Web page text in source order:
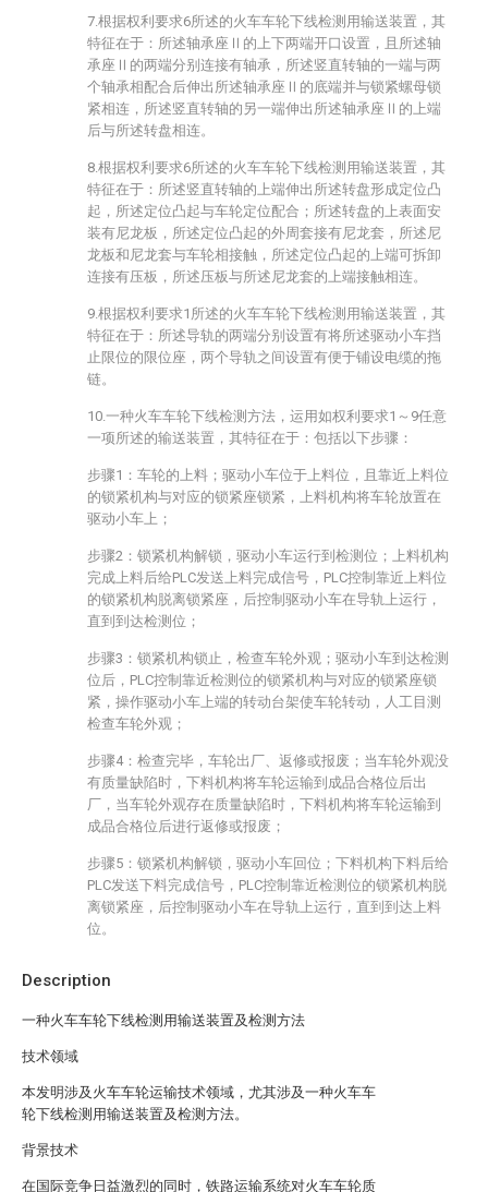
Description
一种火车车轮下线检测用输送装置及检测方法
技术领域
本发明涉及火车车轮运输技术领域，尤其涉及一种火车车
轮下线检测用输送装置及检测方法。
背景技术
在国际竞争日益激烈的同时，铁路运输系统对火车车轮质
7.根据权利要求6所述的火车车轮下线检测用输送装置，其
特征在于：所述轴承座Ⅱ的上下两端开口设置，且所述轴
承座Ⅱ的两端分别连接有轴承，所述竖直转轴的一端与两
个轴承相配合后伸出所述轴承座Ⅱ的底端并与锁紧螺母锁
紧相连，所述竖直转轴的另一端伸出所述轴承座Ⅱ的上端
后与所述转盘相连。
8.根据权利要求6所述的火车车轮下线检测用输送装置，其
特征在于：所述竖直转轴的上端伸出所述转盘形成定位凸
起，所述定位凸起与车轮定位配合；所述转盘的上表面安
装有尼龙板，所述定位凸起的外周套接有尼龙套，所述尼
龙板和尼龙套与车轮相接触，所述定位凸起的上端可拆卸
连接有压板，所述压板与所述尼龙套的上端接触相连。
9.根据权利要求1所述的火车车轮下线检测用输送装置，其
特征在于：所述导轨的两端分别设置有将所述驱动小车挡
止限位的限位座，两个导轨之间设置有便于铺设电缆的拖
链。
10.一种火车车轮下线检测方法，运用如权利要求1～9任意
一项所述的输送装置，其特征在于：包括以下步骤：
步骤1：车轮的上料；驱动小车位于上料位，且靠近上料位
的锁紧机构与对应的锁紧座锁紧，上料机构将车轮放置在
驱动小车上；
步骤2：锁紧机构解锁，驱动小车运行到检测位；上料机构
完成上料后给PLC发送上料完成信号，PLC控制靠近上料位
的锁紧机构脱离锁紧座，后控制驱动小车在导轨上运行，
直到到达检测位；
步骤3：锁紧机构锁止，检查车轮外观；驱动小车到达检测
位后，PLC控制靠近检测位的锁紧机构与对应的锁紧座锁
紧，操作驱动小车上端的转动台架使车轮转动，人工目测
检查车轮外观；
步骤4：检查完毕，车轮出厂、返修或报废；当车轮外观没
有质量缺陷时，下料机构将车轮运输到成品合格位后出
厂，当车轮外观存在质量缺陷时，下料机构将车轮运输到
成品合格位后进行返修或报废；
步骤5：锁紧机构解锁，驱动小车回位；下料机构下料后给
PLC发送下料完成信号，PLC控制靠近检测位的锁紧机构脱
离锁紧座，后控制驱动小车在导轨上运行，直到到达上料
位。